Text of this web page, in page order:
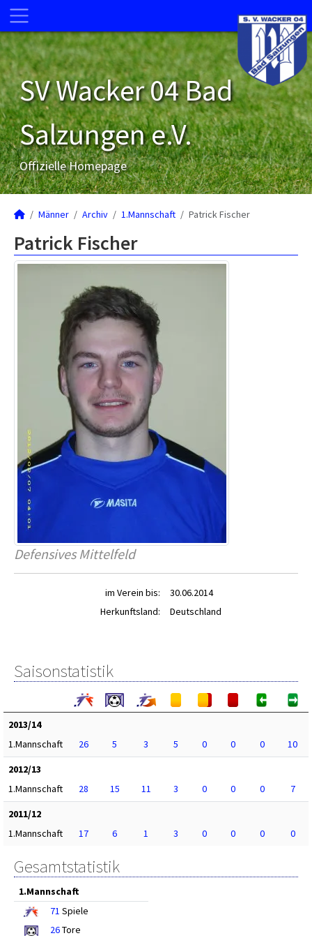
SV Wacker 04 Bad
Salzungen e.V.
Offizielle Homepage
Männer Archiv 1.Mannschaft Patrick Fischer
Patrick Fischer
Defensives Mittelfeld
im Verein bis:
30.06.2014
Herkunftsland:
Deutschland
Saisonstatistik
2013/14
1.Mannschaft
26 5 3 5 0 0 0
10
2012/13
1.Mannschaft
28 15 11 3 0 0 0
7
2011/12
1.Mannschaft
17 6 1 3 0 0 0 0
Gesamtstatistik
1.Mannschaft
71 Spiele
26Tore